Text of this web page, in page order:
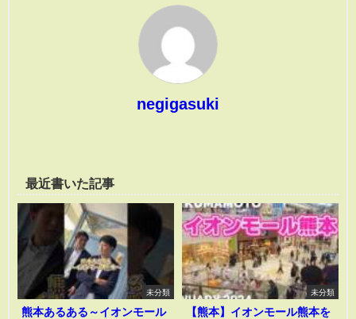
negigasuki
最近書いた記事
未分類
熊本あるある～イオンモール
未分類
【熊本】イオンモール熊本を